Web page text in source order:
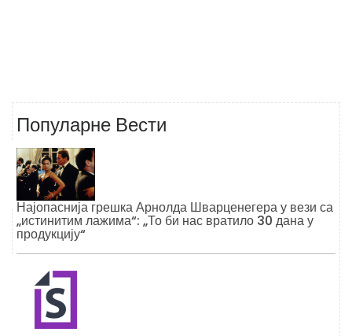
Популарне Вести
Најопаснија грешка Арнолда Шварценегера у вези са
„истинитим лажима“: „То би нас вратило 30 дана у
продукцију“